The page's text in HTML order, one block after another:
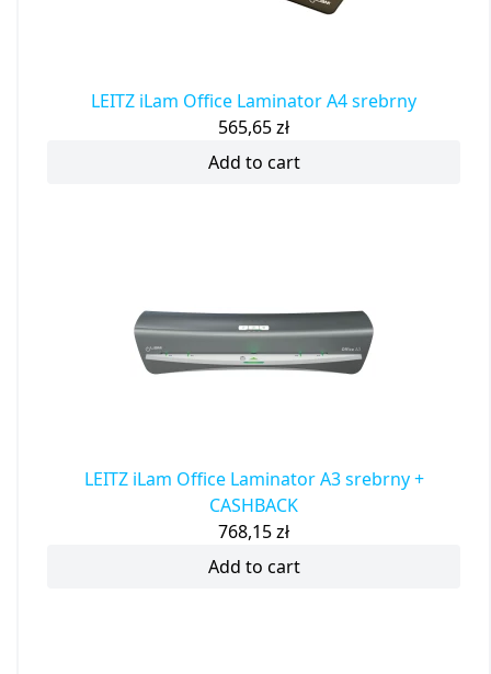
LEITZ iLam Office Laminator A4 srebrny
565,65zł
Add to cart
LEITZ iLam Office Laminator A3 srebrny +
CASHBACK
768,15zł
Add to cart